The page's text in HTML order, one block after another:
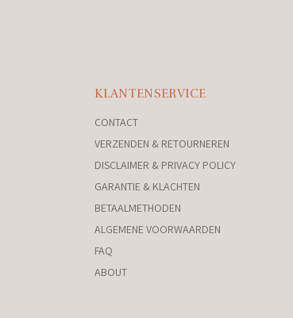
KLANTENSERVICE
CONTACT
VERZENDEN & RETOURNEREN
DISCLAIMER & PRIVACY POLICY
GARANTIE & KLACHTEN
BETAALMETHODEN
ALGEMENE VOORWAARDEN
FAQ
ABOUT